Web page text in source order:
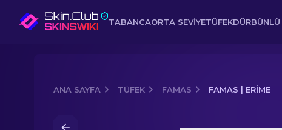
TABANCAORTA SEVIYETÜFEK
ANA SAYFA TÜFEK FAMAS FAMAS | ERIME